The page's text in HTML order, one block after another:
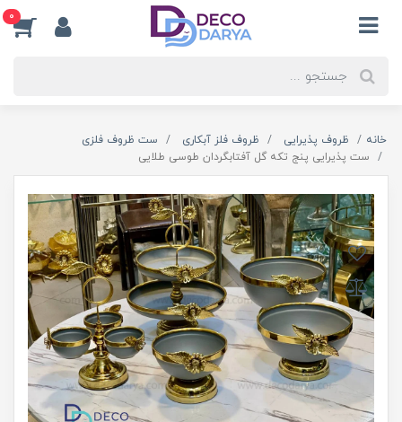
0
خانه ظروف پذیرایی ظروف فلز آبکاری
ست ظروف فلزی
ست پذیرایی پنج تکه گل آفتابگردان طوسی طلایی